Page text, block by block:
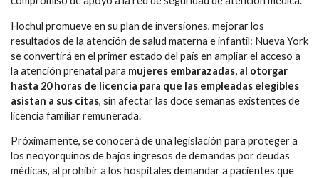
Hochul promueve en su plan de inversiones, mejorar los
resultados de la atención de salud materna e infantil: Nueva York
se convertirá en el primer estado del país en ampliar el acceso a
la atención prenatal para mujeres embarazadas, al otorgar
hasta 20 horas de licencia para que las empleadas elegibles
asistan a sus citas, sin afectar las doce semanas existentes de
licencia familiar remunerada.
Próximamente, se conocerá de una legislación para proteger a
los neoyorquinos de bajos ingresos de demandas por deudas
médicas, al prohibir a los hospitales demandar a pacientes que